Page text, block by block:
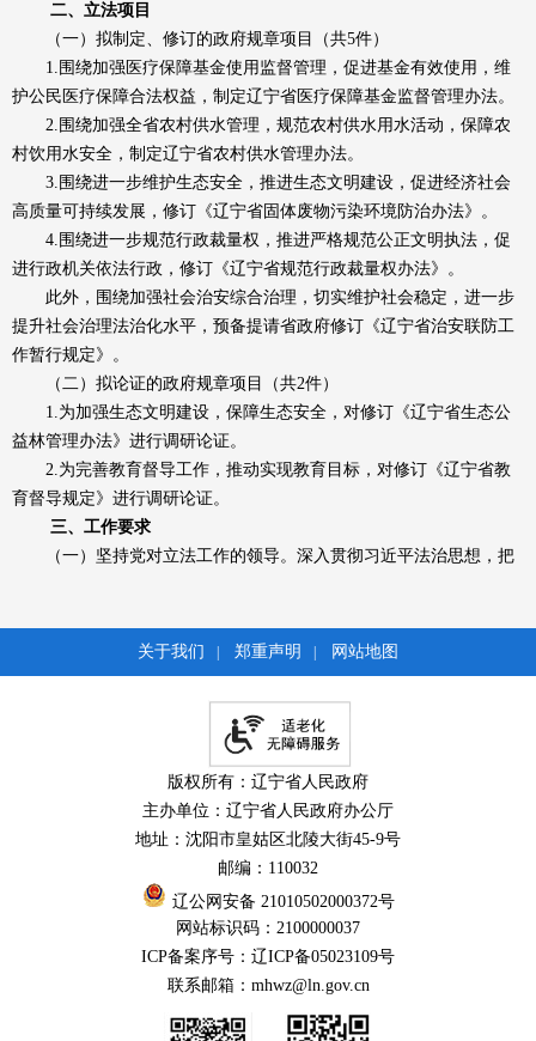
二、立法项目
（一）拟制定、修订的政府规章项目（共5件）
1.围绕加强医疗保障基金使用监督管理，促进基金有效使用，维
护公民医疗保障合法权益，制定辽宁省医疗保障基金监督管理办法。
2.围绕加强全省农村供水管理，规范农村供水用水活动，保障农
村饮用水安全，制定辽宁省农村供水管理办法。
3.围绕进一步维护生态安全，推进生态文明建设，促进经济社会
高质量可持续发展，修订《辽宁省固体废物污染环境防治办法》。
4.围绕进一步规范行政裁量权，推进严格规范公正文明执法，促
进行政机关依法行政，修订《辽宁省规范行政裁量权办法》。
此外，围绕加强社会治安综合治理，切实维护社会稳定，进一步
提升社会治理法治化水平，预备提请省政府修订《辽宁省治安联防工
作暂行规定》。
（二）拟论证的政府规章项目（共2件）
1.为加强生态文明建设，保障生态安全，对修订《辽宁省生态公
益林管理办法》进行调研论证。
2.为完善教育督导工作，推动实现教育目标，对修订《辽宁省教
育督导规定》进行调研论证。
三、工作要求
（一）坚持党对立法工作的领导。深入贯彻习近平法治思想，把
示报告制度，对立法中涉及的需由省委研究的重大问题，及时按程序
（二）强化政府立法的时代感。要将政府立法放在推动辽宁高质
量发展中去谋划，坚持尊重和体现客观规律，坚持为了人民、依靠人
民，把维护人民群众合法权益作为出发点和落脚点。要把贯彻落实党
中央、国务院重大决策部署与辽宁具体实际相结合，围绕重要领域和
新兴领域，聚焦构建“一圈一带两区”区域发展格局、做好结构调整“三
篇大文章”、防范和化解社会风险等需求，推动解决经济社会发展中的
实际问题，突出辽宁地方特色，增强立法的时代性、针对性、可操作
（三）有效提升政府立法质效。坚持科学立法、民主立法、依法
立法。严格遵守地方立法权限，提高立法精细化、精准化水平。不断
改进立法调研的方式方法，充分发挥基层立法联系点“直通车”和立法
咨询专家作用。丰富立法形式，注重“小切口”“小篇幅”立法，将政府
关于我们 郑重声明 网站地图
版权所有：辽宁省人民政府
主办单位：辽宁省人民政府办公厅
地址：沈阳市皇姑区北陵大街45-9号
邮编：110032
辽公网安备 21010502000372号
网站标识码：2100000037
ICP备案序号：辽ICP备05023109号
联系邮箱：mhwz@ln.gov.cn